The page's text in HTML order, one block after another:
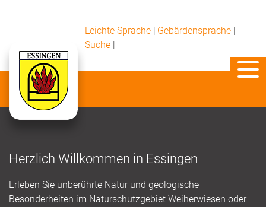
Leichte Sprache | Gebärdensprache |
Suche |
Herzlich Willkommen in Essingen
Erleben Sie unberührte Natur und geologische
Besonderheiten im Naturschutzgebiet Weiherwiesen oder